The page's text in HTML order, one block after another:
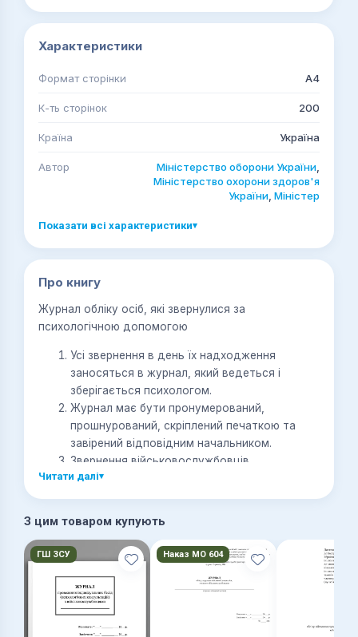
Характеристики
Формат сторінки А4
К-ть сторінок 200
Країна Україна
Автор Міністерство оборони України
Міністерство охорони здоров'я
України Міністер
Показати всі характеристики▾
Про книгу
Журнал обліку осіб, які звернулися за
психологічною допомогою
Усі звернення в день їх надходження
заносяться в журнал, який ведеться і
зберігається психологом.
Журнал має бути пронумерований,
прошнурований, скріплений печаткою та
завірений відповідним начальником.
3вернення військовослужбовців
(працівників) та членів їхніх сімей, висловлені
військовослужбовців (працівників)
підрозділів).
Перевірка правильності заповнення журналу
здійснюється тільки психологом вищого
органу управління.
Читати далі▾
З цим товаром купують
ГШ ЗСУ Наказ МО 604